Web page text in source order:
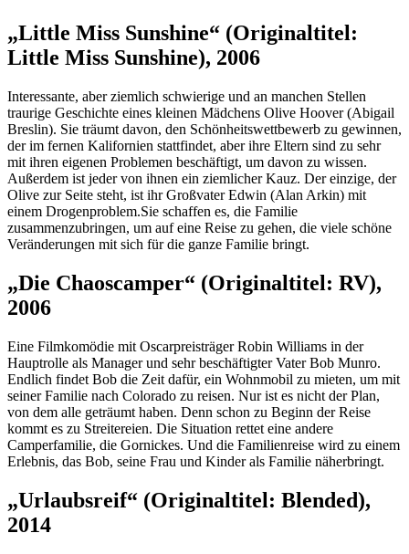
„Little Miss Sunshine“ (Originaltitel:
Little Miss Sunshine), 2006
Interessante, aber ziemlich schwierige und an manchen Stellen
traurige Geschichte eines kleinen Mädchens Olive Hoover (Abigail
Breslin). Sie träumt davon, den Schönheitswettbewerb zu gewinnen,
der im fernen Kalifornien stattfindet, aber ihre Eltern sind zu sehr
mit ihren eigenen Problemen beschäftigt, um davon zu wissen.
Außerdem ist jeder von ihnen ein ziemlicher Kauz. Der einzige, der
Olive zur Seite steht, ist ihr Großvater Edwin (Alan Arkin) mit
einem Drogenproblem.Sie schaffen es, die Familie
zusammenzubringen, um auf eine Reise zu gehen, die viele schöne
Veränderungen mit sich für die ganze Familie bringt.
„Die Chaoscamper“ (Originaltitel: RV),
2006
Eine Filmkomödie mit Oscarpreisträger Robin Williams in der
Hauptrolle als Manager und sehr beschäftigter Vater Bob Munro.
Endlich findet Bob die Zeit dafür, ein Wohnmobil zu mieten, um mit
seiner Familie nach Colorado zu reisen. Nur ist es nicht der Plan,
von dem alle geträumt haben. Denn schon zu Beginn der Reise
kommt es zu Streitereien. Die Situation rettet eine andere
Camperfamilie, die Gornickes. Und die Familienreise wird zu einem
Erlebnis, das Bob, seine Frau und Kinder als Familie näherbringt.
„Urlaubsreif“ (Originaltitel: Blended),
2014